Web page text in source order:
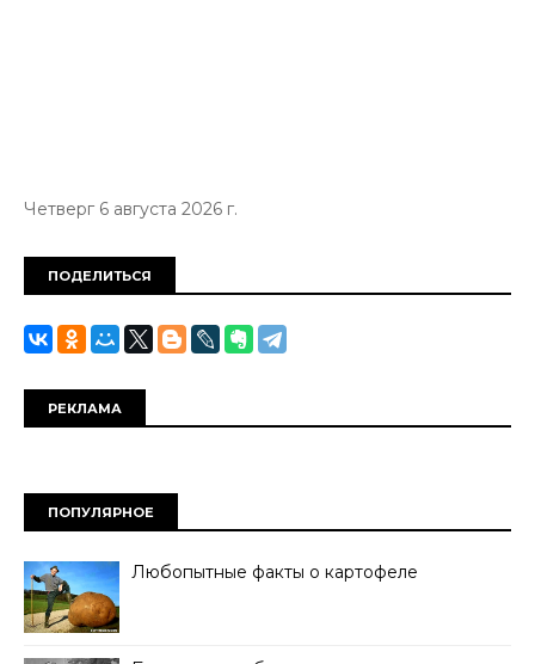
Четверг 6 августа 2026 г.
ПОДЕЛИТЬСЯ
РЕКЛАМА
ПОПУЛЯРНОЕ
Любопытные факты о картофеле